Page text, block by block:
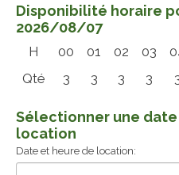
Disponibilité horaire
2026/08/07
H 00 01 02 03
Qté
3 3 3 3
Sélectionner une
location
Date et heure de location: